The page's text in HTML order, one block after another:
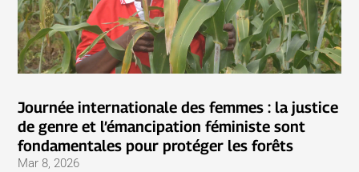
Journée internationale des femmes : la justice
de genre et l’émancipation féministe sont
fondamentales pour protéger les forêts
Mar 8, 2026